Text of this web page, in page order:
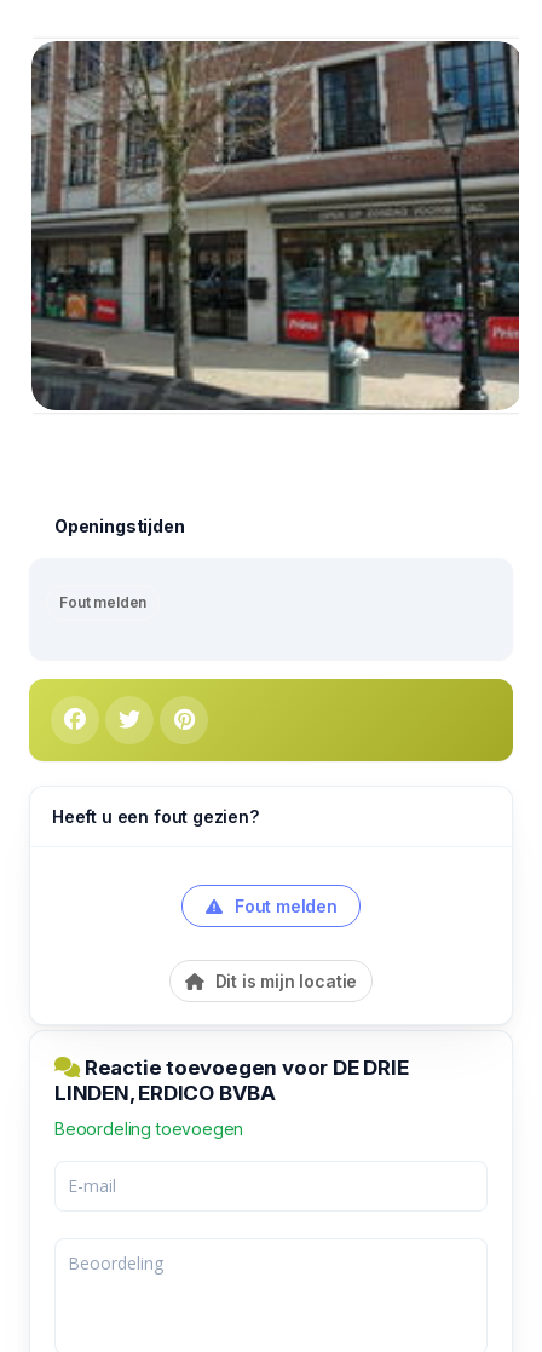
Openingstijden
Fout melden
Heeft u een fout gezien?
Fout melden
Dit is mijn locatie
Reactie toevoegen voor DE DRIE
LINDEN, ERDICO BVBA
Beoordeling toevoegen